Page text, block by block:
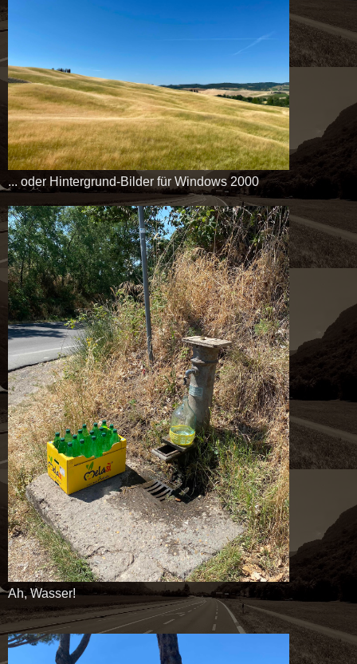
... oder Hintergrund-Bilder für Windows 2000
Ah, Wasser!